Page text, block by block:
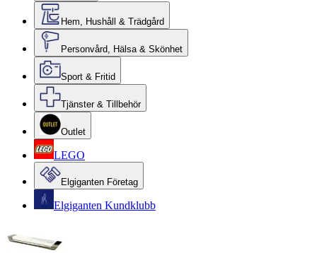
Hem, Hushåll & Trädgård
Personvård, Hälsa & Skönhet
Sport & Fritid
Tjänster & Tillbehör
Outlet
LEGO
Elgiganten Företag
Elgiganten Kundklubb